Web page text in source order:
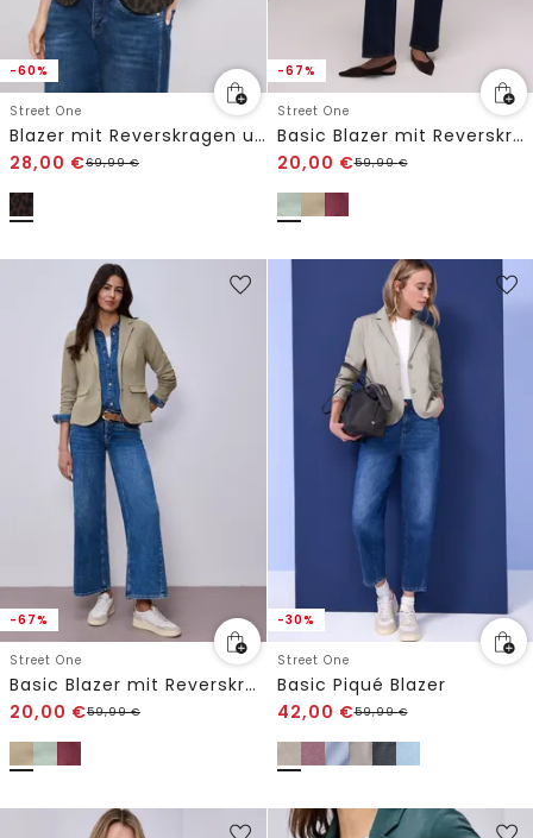
-60%
Street One
Blazer mit Reverskragen und Leo-Muster
28,00 €69,99€
-67%
Street One
Basic Blazer mit Reverskragen
20,00 €59,99€
-67%
Street One
Basic Blazer mit Reverskragen
20,00 €59,99€
-30%
Street One
Basic Piqué Blazer
42,00 €59,99€